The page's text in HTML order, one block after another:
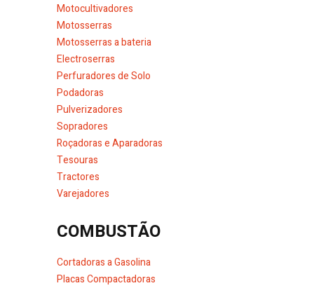
Motocultivadores
Motosserras
Motosserras a bateria
Electroserras
Perfuradores de Solo
Podadoras
Pulverizadores
Sopradores
Roçadoras e Aparadoras
Tesouras
Tractores
Varejadores
COMBUSTÃO
Cortadoras a Gasolina
Placas Compactadoras